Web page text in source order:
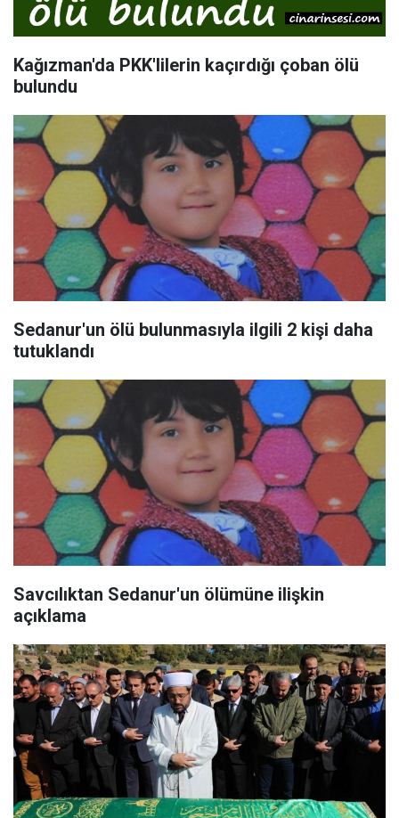
Kağızman'da PKK'lilerin kaçırdığı çoban ölü
bulundu
Sedanur'un ölü bulunmasıyla ilgili 2 kişi daha
tutuklandı
Savcılıktan Sedanur'un ölümüne ilişkin
açıklama